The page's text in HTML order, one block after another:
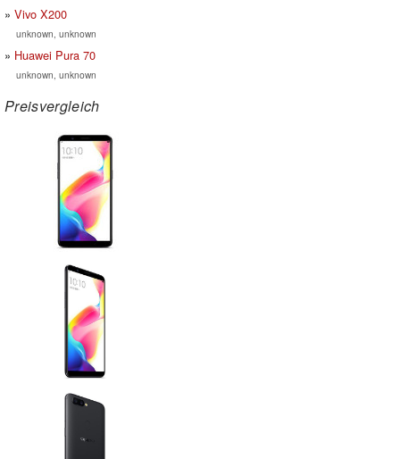
Vivo X200
unknown, unknown
Huawei Pura 70
unknown, unknown
Preisvergleich